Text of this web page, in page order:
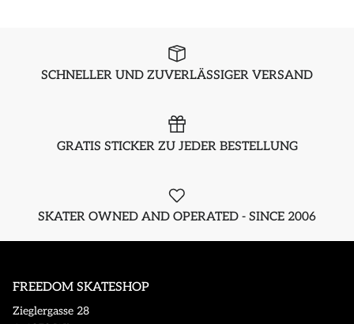
SCHNELLER UND ZUVERLÄSSIGER VERSAND
GRATIS STICKER ZU JEDER BESTELLUNG
SKATER OWNED AND OPERATED - SINCE 2006
FREEDOM SKATESHOP
Zieglergasse 28